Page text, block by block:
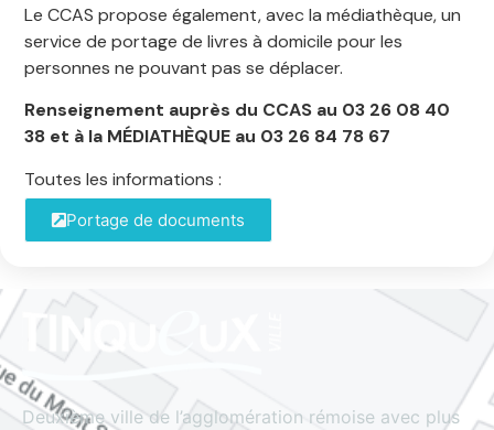
Le CCAS propose également, avec la médiathèque, un
service de portage de livres à domicile pour les
personnes ne pouvant pas se déplacer.
Renseignement auprès du CCAS au 03 26 08 40
38 et à la MÉDIATHÈQUE au 03 26 84 78 67
Toutes les informations :
Portage de documents
Deuxième ville de l’agglomération rémoise avec plus